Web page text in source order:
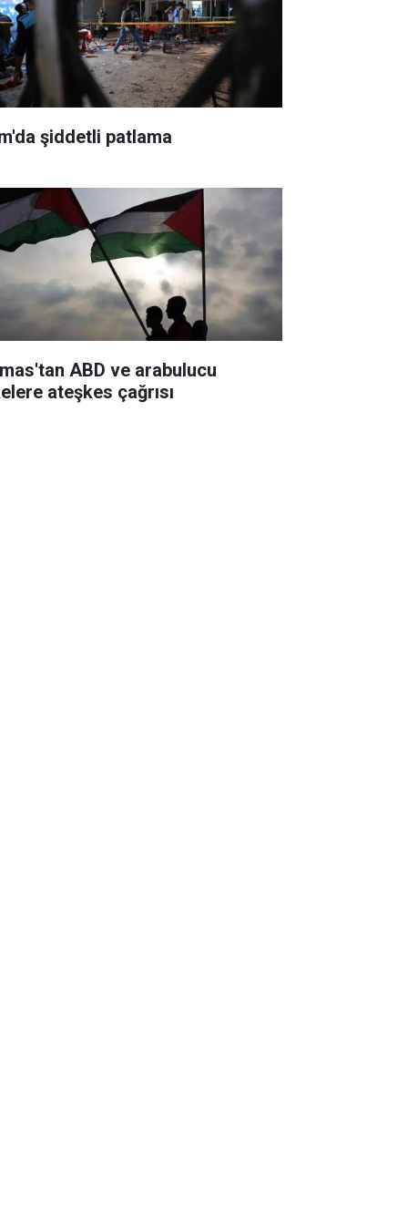
şiddetli patlama
ABD ve arabulucu
ateşkes çağrısı